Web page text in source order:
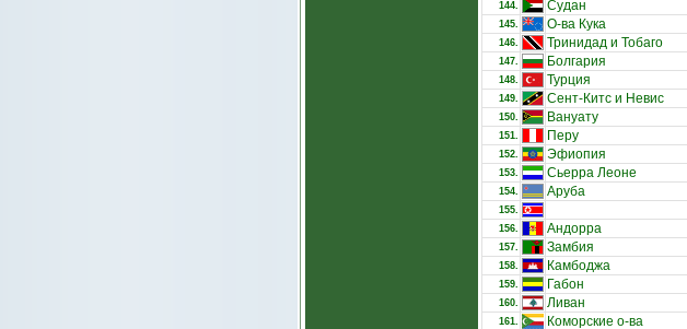
144. Судан
145. О-ва Кука
146. Тринидад и Тобаго
147. Болгария
148. Турция
149. Сент-Китс и Невис
150. Вануату
151. Перу
152. Эфиопия
153. Сьерра Леоне
154. Аруба
155.
156. Андорра
157. Замбия
158. Камбоджа
159. Габон
160. Ливан
161. Коморские о-ва